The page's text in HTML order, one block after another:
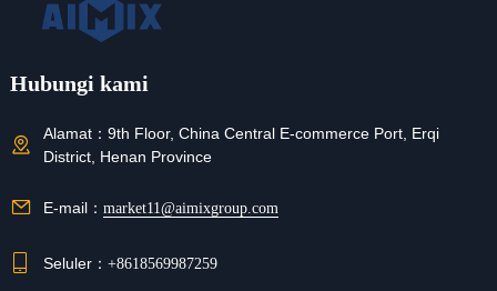
Hubungi kami
Alamat： 9th Floor, China Central E-commerce Port, Erqi
District, Henan Province
E-mail： market11@aimixgroup.com
Seluler： +8618569987259